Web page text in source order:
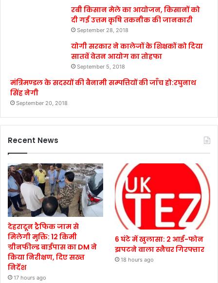
रबी किसान मेले का आयोजन, किसानों को
दी गई उत्तम कृषि तकनीक की जानकारी
September 28, 2018
योगी सरकार ने कालेजों के शिक्षकों को दिया
सातवें वेतन आयोग का तोहफा
September 5, 2018
मंत्रिमण्डल के सदस्यों की बैनामी सम्पत्तियों की जाँच हो:रघुनाथ
सिंह नेगी
September 20, 2018
Recent News
देहरादून ट्रैफिक जाम से
मिलेगी मुक्ति: 12 किमी
ग्रीनफील्ड बाईपास का DM ने
किया निरीक्षण, दिए सख्त
निर्देश
17 hours ago
6 घंटे में खुलासा: 2 आई-फोन
झपटने वाला स्नैचर गिरफ्तार
18 hours ago